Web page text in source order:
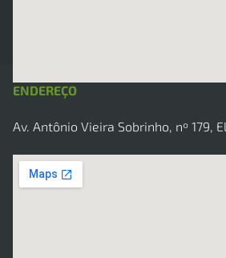
ENDEREÇO
Av. Antônio Vieira Sobrinho, nº 179,